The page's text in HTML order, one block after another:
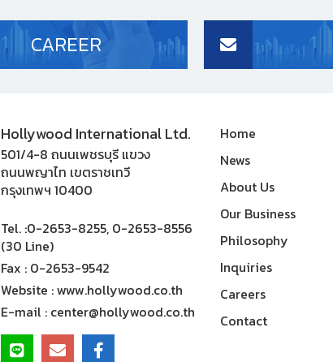
CAREER
Hollywood International Ltd.
501/4-8 ถนนเพชรบุรี แขวง
ถนนพญาไท เขตราชเทวี
กรุงเทพฯ 10400
Tel. :0-2653-8255, 0-2653-8556
(30 Line)
Fax : 0-2653-9542
Website :www.hollywood.co.th
E-mail : center@hollywood.co.th
Home
News
About Us
Our Business
Philosophy
Inquiries
Careers
Contact